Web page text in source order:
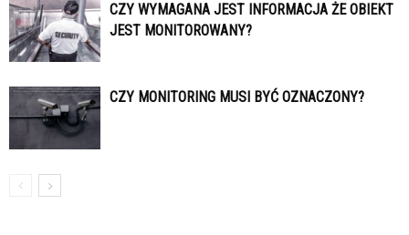
CZY WYMAGANA JEST INFORMACJA ŻE OBIEKT
JEST MONITOROWANY?
CZY MONITORING MUSI BYĆ OZNACZONY?